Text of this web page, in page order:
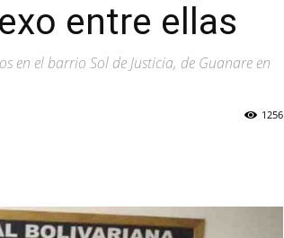
entre ellas
en el barrio Sol de Justicia, de Guanare en
1256